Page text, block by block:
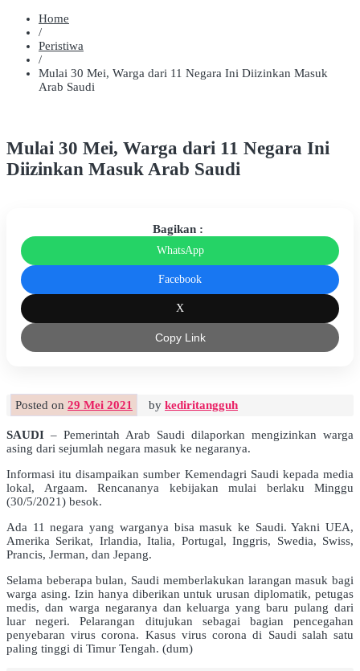
Home
/
Peristiwa
/
Mulai 30 Mei, Warga dari 11 Negara Ini Diizinkan Masuk
Arab Saudi
Mulai 30 Mei, Warga dari 11 Negara Ini
Diizinkan Masuk Arab Saudi
Bagikan :
WhatsApp
Facebook
X
Copy Link
Posted on 29 Mei 2021 by kediritangguh
SAUDI – Pemerintah Arab Saudi dilaporkan mengizinkan warga
asing dari sejumlah negara masuk ke negaranya.
Informasi itu disampaikan sumber Kemendagri Saudi kepada media
lokal, Argaam. Rencananya kebijakan mulai berlaku Minggu
(30/5/2021) besok.
Ada 11 negara yang warganya bisa masuk ke Saudi. Yakni UEA,
Amerika Serikat, Irlandia, Italia, Portugal, Inggris, Swedia, Swiss,
Prancis, Jerman, dan Jepang.
Selama beberapa bulan, Saudi memberlakukan larangan masuk bagi
warga asing. Izin hanya diberikan untuk urusan diplomatik, petugas
medis, dan warga negaranya dan keluarga yang baru pulang dari
luar negeri. Pelarangan ditujukan sebagai bagian pencegahan
penyebaran virus corona. Kasus virus corona di Saudi salah satu
paling tinggi di Timur Tengah. (dum)